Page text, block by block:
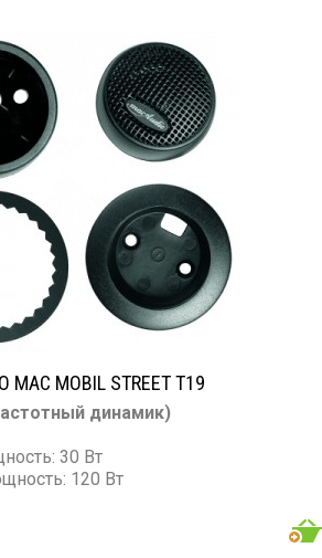
MAC MOBIL STREET T19
динамик)
30 Вт
120 Вт
800 - 23 000 Гц
90 дБ